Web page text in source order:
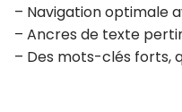
– Navigation optimale
– Ancres de texte
– Des mots-clés forts,